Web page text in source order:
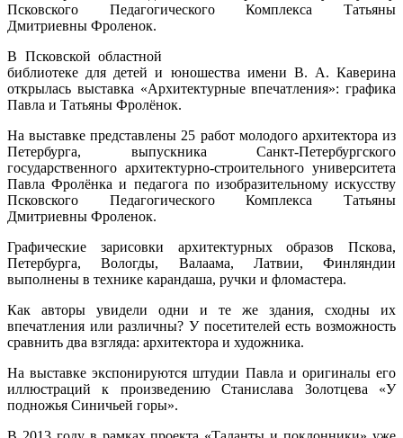
Псковского Педагогического Комплекса Татьяны
Дмитриевны Фроленок.
В Псковской областной
библиотеке для детей и юношества имени В. А. Каверина
открылась выставка «Архитектурные впечатления»: графика
Павла и Татьяны Фролёнок.
На выставке представлены 25 работ молодого архитектора из
Петербурга, выпускника Санкт-Петербургского
государственного архитектурно-строительного университета
Павла Фролёнка и педагога по изобразительному искусству
Псковского Педагогического Комплекса Татьяны
Дмитриевны Фроленок.
Графические зарисовки архитектурных образов Пскова,
Петербурга, Вологды, Валаама, Латвии, Финляндии
выполнены в технике карандаша, ручки и фломастера.
Как авторы увидели одни и те же здания, сходны их
впечатления или различны? У посетителей есть возможность
сравнить два взгляда: архитектора и художника.
На выставке экспонируются штудии Павла и оригиналы его
иллюстраций к произведению Станислава Золотцева «У
подножья Синичьей горы».